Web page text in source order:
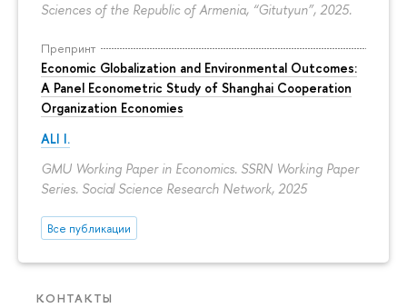
Sciences of the Republic of Armenia, “Gitutyun”, 2025.
Препринт
Economic Globalization and Environmental Outcomes:
A Panel Econometric Study of Shanghai Cooperation
Organization Economies
ALI I.
GMU Working Paper in Economics. SSRN Working Paper
Series. Social Science Research Network, 2025
Все публикации
КОНТАКТЫ